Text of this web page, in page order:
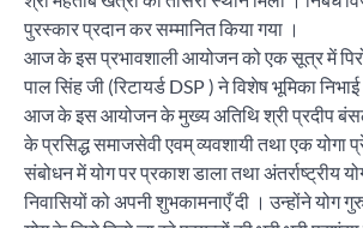
पुरस्कार प्रदान कर सम्मानित किया गया ।
आज के इस प्रभावशाली आयोजन को एक सूत्र में
पाल सिंह जी (रिटायर्ड DSP ) ने विशेष भूमिका निभाई
आज के इस आयोजन के मुख्य अतिथि श्री प्रदीप
के प्रसिद्ध समाजसेवी एवम् व्यवशायी तथा एक योगा
संबोधन में योग पर प्रकाश डाला तथा अंतर्राष्ट्रीय
निवासियों को अपनी शुभकामनाएँ दी । उन्होंने योग